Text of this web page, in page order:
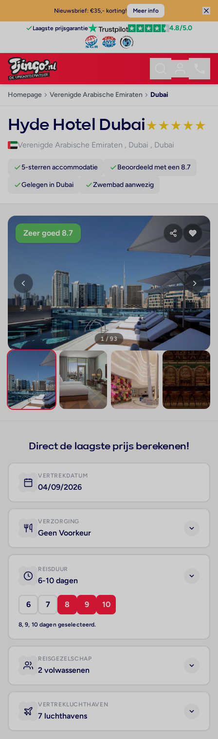
Nieuwsbrief: €35,- korting! Meer info
Laagste prijsgarantie 4.8/5.0
Homepage Verenigde Arabische Emiraten Dubai
Hyde Hotel Dubai★★★★★
Verenigde Arabische Emiraten , Dubai , Dubai
5-sterren accommodatie Beoordeeld met een 8.7
Gelegen in Dubai Zwembad aanwezig
Zeer goed 8.7
1 / 93
Direct de laagste prijs berekenen!
VERTREKDATUM
04/09/2026
VERZORGING
Geen Voorkeur
REISDUUR
6-10 dagen
6 7 8 9 10
8, 9, 10 dagen geselecteerd.
REISGEZELSCHAP
2 volwassenen
VERTREKLUCHTHAVEN
7 luchthavens